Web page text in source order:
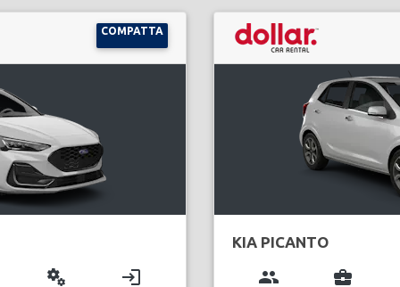
COMPATTA
miscellaneous_services login
KIA PICANTO
group business_center